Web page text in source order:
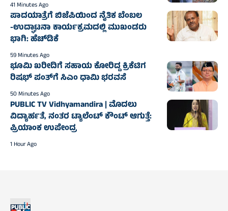
41 Minutes Ago
ಪಾದಯಾತ್ರೆಗೆ ಬಿಜೆಪಿಯಿಂದ ನೈತಿಕ ಬೆಂಬಲ
-ಉದ್ಘಾಟನಾ ಕಾರ್ಯಕ್ರಮದಲ್ಲಿ ಮುಖಂಡರು
ಭಾಗಿ: ಹೆಚ್‌ಡಿಕೆ
59 Minutes Ago
ಭೂಮಿ ಖರೀದಿಗೆ ಸಹಾಯ ಕೋರಿದ್ದ ಕ್ರಿಕೆಟಿಗ
ರಿಷಭ್ ಪಂತ್‌ಗೆ ಸಿಎಂ ಧಾಮಿ ಭರವಸೆ
50 Minutes Ago
PUBLIC TV Vidhyamandira | ಮೊದಲು
ವಿದ್ಯಾರ್ಹತೆ, ನಂತರ ಟ್ಯಾಲೆಂಟ್ ಕೌಂಟ್ ಆಗುತ್ತೆ:
ಪ್ರಿಯಾಂಕ ಉಪೇಂದ್ರ
1 Hour Ago